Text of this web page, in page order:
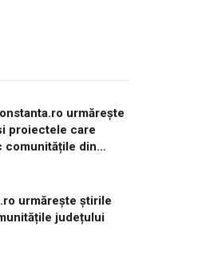
urmărește
proiectele care
comunitățile din
urmărește știrile
județului